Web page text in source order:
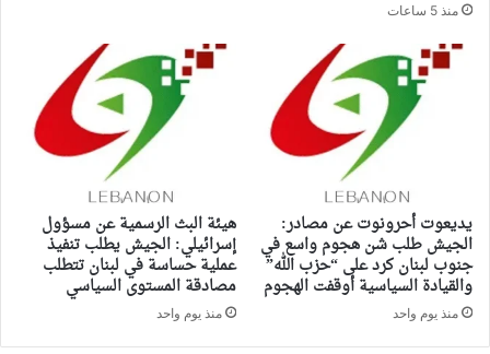
منذ 5 ساعات
يديعوت أحرونوت عن مصادر:
الجيش طلب شن هجوم واسع في
جنوب لبنان كرد على “حزب الله”
والقيادة السياسية أوقفت الهجوم
منذ يوم واحد
هيئة البث الرسمية عن مسؤول
إسرائيلي: الجيش يطلب تنفيذ
عملية حساسة في لبنان تتطلب
مصادقة المستوى السياسي
منذ يوم واحد